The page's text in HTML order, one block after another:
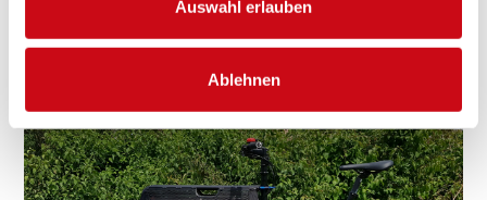
Auswahl erlauben
Ablehnen